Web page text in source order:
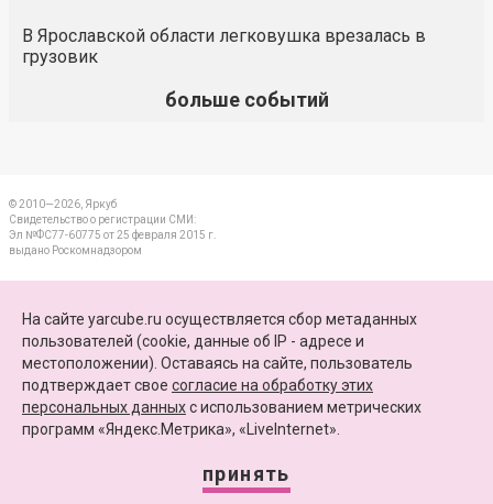
В Ярославской области легковушка врезалась в
грузовик
больше событий
© 2010—2026, Яркуб
Свидетельство о регистрации СМИ:
Эл №ФС77-60775 от 25 февраля 2015 г.
выдано Роскомнадзором
ПАРТНЕРЫ
КАРТА САЙТА
+7 (4852) 64-15-52
Сайт функционирует при финансовой поддержке Министерства цифрового развития,
связи и массовых коммуникаций Российской Федерации
На сайте yarcube.ru осуществляется сбор метаданных
пользователей (cookie, данные об IP - адресе и
местоположении). Оставаясь на сайте, пользователь
подтверждает свое согласие на обработку этих
персональных данныхc использованием метрических
программ «Яндекс.Метрика», «LiveInternet».
принять